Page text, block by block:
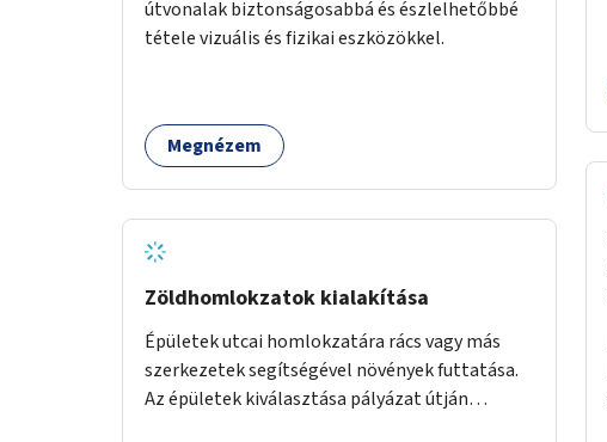
útvonalak biztonságosabbá és észlelhetőbbé
tétele vizuális és fizikai eszközökkel.
Megnézem
Zöldhomlokzatok kialakítása
Épületek utcai homlokzatára rács vagy más
szerkezetek segítségével növények futtatása.
Az épületek kiválasztása pályázat útján